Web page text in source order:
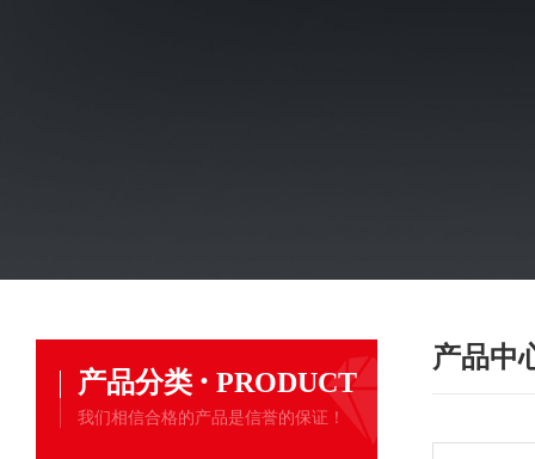
产品分类 · PRODUCT
我们相信合格的产品是信誉的保证！
产品中